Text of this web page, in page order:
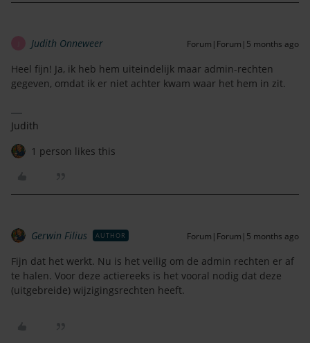
Judith Onneweer Forum|Forum|5 months ago
Heel fijn! Ja, ik heb hem uiteindelijk maar admin-rechten
gegeven, omdat ik er niet achter kwam waar het hem in zit.
Judith
1 person likes this
Gerwin Filius AUTHOR Forum|Forum|5 months ago
Fijn dat het werkt. Nu is het veilig om de admin rechten er af
te halen. Voor deze actiereeks is het vooral nodig dat deze
(uitgebreide) wijzigingsrechten heeft.